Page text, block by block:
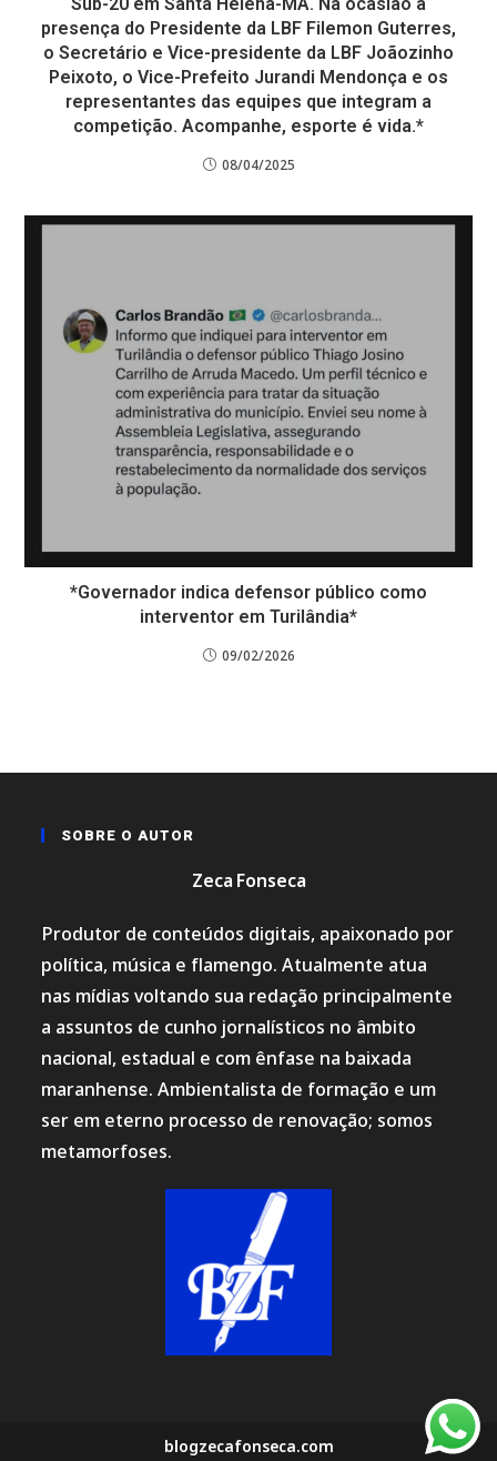
Sub-20 em Santa Helena-MA. Na ocasião a
presença do Presidente da LBF Filemon Guterres,
o Secretário e Vice-presidente da LBF Joãozinho
Peixoto, o Vice-Prefeito Jurandi Mendonça e os
representantes das equipes que integram a
competição. Acompanhe, esporte é vida.*
08/04/2025
*Governador indica defensor público como
interventor em Turilândia*
09/02/2026
SOBRE O AUTOR
Zeca Fonseca
Produtor de conteúdos digitais, apaixonado por
política, música e flamengo. Atualmente atua
nas mídias voltando sua redação principalmente
a assuntos de cunho jornalísticos no âmbito
nacional, estadual e com ênfase na baixada
maranhense. Ambientalista de formação e um
ser em eterno processo de renovação; somos
metamorfoses.
blogzecafonseca.com